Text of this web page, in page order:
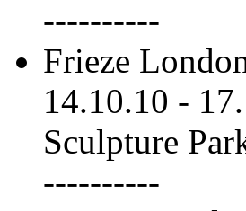
----------
Frieze
14.10.10 -
Sculpture
----------